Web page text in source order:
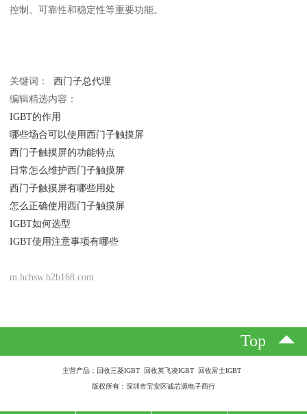
控制、可靠性和稳定性等重要功能。
关键词：西门子总代理
编辑精选内容：
IGBT的作用
哪些场合可以使用西门子触摸屏
西门子触摸屏的功能特点
日常怎么维护西门子触摸屏
西门子触摸屏有哪些用处
怎么正确使用西门子触摸屏
IGBT如何选型
IGBT使用注意事项有哪些
m.hchsw.b2b168.com
Top
主营产品：回收三菱IGBT 回收英飞凌IGBT 回收富士IGBT
版权所有：深圳市宝安区诚芯源电子商行